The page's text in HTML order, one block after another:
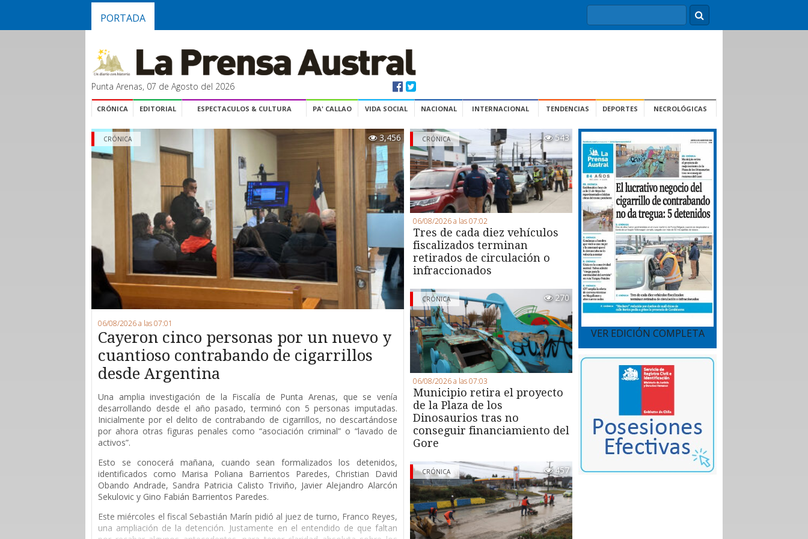
PORTADA
Punta Arenas, 07 de Agosto del 2026
CRÓNICA EDITORIAL ESPECTACULOS & CULTURA PA' CALLAO VIDA SOCIAL NACIONAL INTERNACIONAL TENDENCIAS DEPORTES NECROLÓGICAS
3,456
CRÓNICA
06/08/2026 a las 07:01
Cayeron cinco personas por un nuevo y
cuantioso contrabando de cigarrillos
desde Argentina
Una amplia investigación de la Fiscalía de Punta Arenas, que se venía
desarrollando desde el año pasado, terminó con 5 personas imputadas.
Inicialmente por el delito de contrabando de cigarrillos, no descartándose
por ahora otras figuras penales como “asociación criminal” o “lavado de
activos”.
Esto se conocerá mañana, cuando sean formalizados los detenidos,
identificados como Marisa Poliana Barrientos Paredes, Christian David
Obando Andrade, Sandra Patricia Calisto Triviño, Javier Alejandro Alarcón
Sekulovic y Gino Fabián Barrientos Paredes.
Este miércoles el fiscal Sebastián Marín pidió al juez de turno, Franco Reyes,
una ampliación de la detención. Justamente en el entendido de que faltan
CRÓNICA 543
06/08/2026 a las 07:02
Tres de cada diez vehículos
fiscalizados terminan
retirados de circulación o
infraccionados
CRÓNICA 270
06/08/2026 a las 07:03
Municipio retira el proyecto
de la Plaza de los
Dinosaurios tras no
conseguir financiamiento del
Gore
CRÓNICA 457
VER EDICIÓN COMPLETA